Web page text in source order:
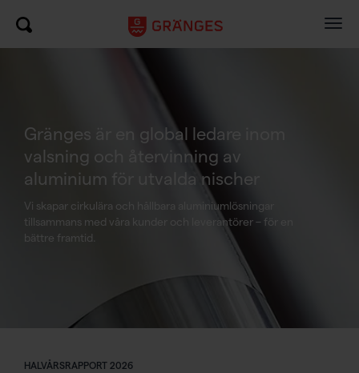
Gränges är en global ledare inom
valsning och återvinning av
aluminium för utvalda nischer
Vi skapar cirkulära och hållbara aluminiumlösningar
tillsammans med våra kunder och leverantörer – för en
bättre framtid.
HALVÅRSRAPPORT 2026